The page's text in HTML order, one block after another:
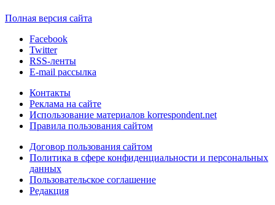
Полная версия сайта
Facebook
Twitter
RSS-ленты
E-mail рассылка
Контакты
Реклама на сайте
Использование материалов korrespondent.net
Правила пользования сайтом
Договор пользования сайтом
Политика в сфере конфиденциальности и персональных
данных
Пользовательское соглашение
Редакция